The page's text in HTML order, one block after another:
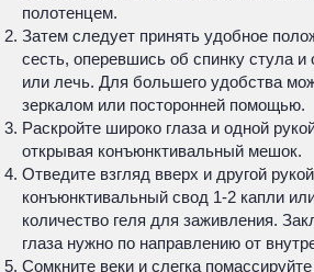
полотенцем.
Затем следует принять удобное
сесть, оперевшись об спинку стула и
или лечь. Для большего удобства
зеркалом или посторонней помощью.
Раскройте широко глаза и одной
открывая конъюнктивальный мешок.
Отведите взгляд вверх и другой
конъюнктивальный свод 1-2 капли
количество геля для заживления.
глаза нужно по направлению от
Сомкните веки и слегка